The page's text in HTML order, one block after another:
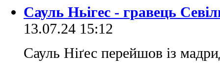
Сауль Ньігес - гравець
13.07.24 15:12
Сауль Ніґес перейшов із